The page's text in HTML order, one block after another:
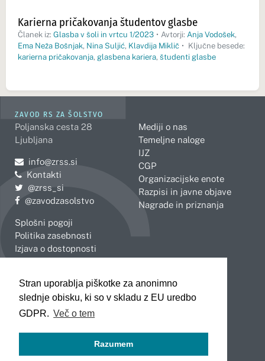
Stran uporablja piškotke za anonimno
slednje obisku, ki so v skladu z EU uredbo
GDPR. Več o tem
Razumem
Karierna pričakovanja študentov glasbe
Članek iz: Glasba v šoli in vrtcu 1/2023 • Avtorji: Anja Vodošek,
Ema Neža Bošnjak, Nina Suljić, Klavdija Miklič • Ključne besede:
karierna pričakovanja, glasbena kariera, študenti glasbe
ZAVOD RS ZA ŠOLSTVO
Poljanska cesta 28
Ljubljana
Pošljite e-mail na
info@zrss.si
Kontakti
Pojdite na Twitter:
@zrss_si
Pojdite na Facebook:
@zavodzasolstvo
Splošni pogoji
Politika zasebnosti
Izjava o dostopnosti
Mediji o nas
Temeljne naloge
IJZ
CGP
Organizacijske enote
Razpisi in javne objave
Nagrade in priznanja
Celje
Koper
Kranj
Novo mesto
Slovenj Gradec